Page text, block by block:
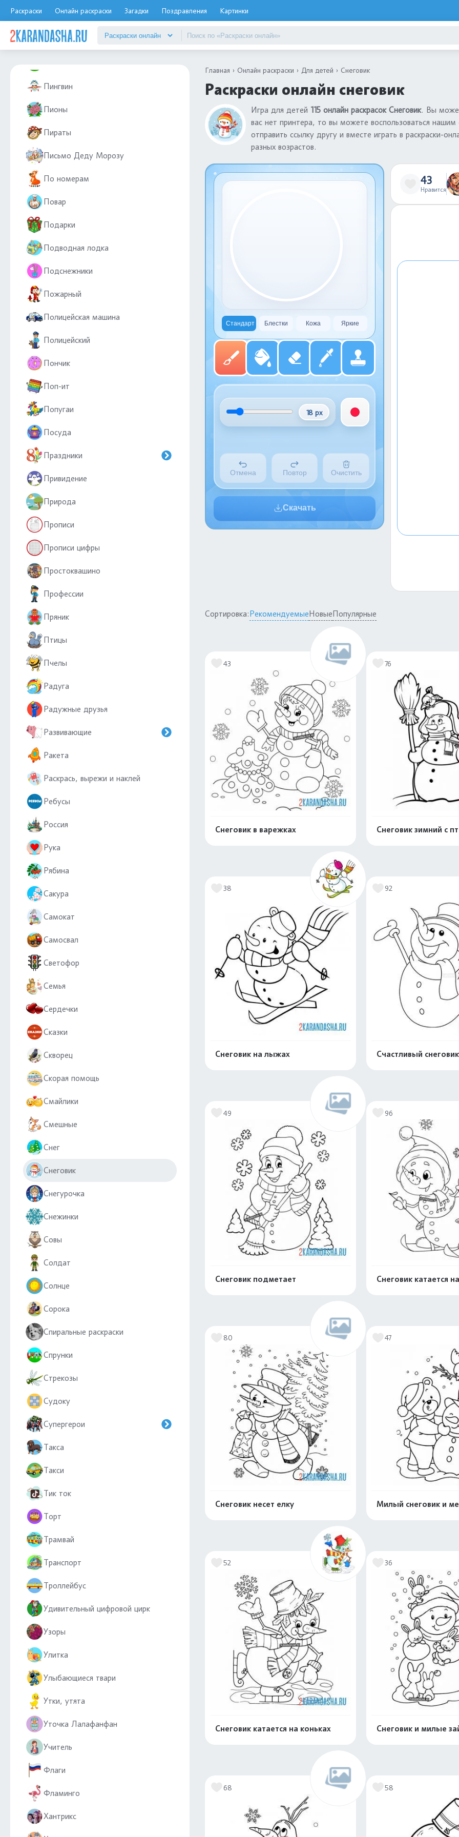
Раскраски Онлайн раскраски Загадки Поздравления Картинки
Пейзаж
Пингвин
Пионы
Пираты
Письмо Деду Морозу
По номерам
Повар
Подарки
Подводная лодка
Подснежники
Пожарный
Полицейская машина
Полицейский
Пончик
Поп-ит
Попугаи
Посуда
Праздники
Привидение
Природа
Прописи
Прописи цифры
Простоквашино
Профессии
Пряник
Птицы
Пчелы
Радуга
Радужные друзья
Развивающие
Ракета
Раскрась, вырежи и наклей
Ребусы
Россия
Рука
Рябина
Сакура
Самокат
Самосвал
Светофор
Семья
Сердечки
Сказки
Скворец
Скорая помощь
Смайлики
Смешные
Снег
Снеговик
Снегурочка
Снежинки
Совы
Солдат
Солнце
Сорока
Спиральные раскраски
Спрунки
Стрекозы
Судоку
Супергерои
Такса
Такси
Тик ток
Торт
Трамвай
Транспорт
Троллейбус
Удивительный цифровой цирк
Узоры
Улитка
Улыбающиеся твари
Утки, утята
Уточка Лалафанфан
Учитель
Флаги
Фламинго
Хантрикс
Главная Онлайн раскраски Для детей Снеговик
Раскраски онлайн снеговик
Игра для детей 115 онлайн раскрасок Снеговик. Вы
вас нет принтера, то вы можете воспользоваться
отправить ссылку другу и вместе играть в раскраски-
разных возрастов.
Стандарт Блестки Кожа Яркие
18 px
Отмена Повтор Очистить
Скачать
43
Нравится
Сортировка:РекомендуемыеНовыеПопулярные
43
Снеговик в варежках
76
Снеговик зимний с
38
Снеговик на лыжах
92
Счастливый снеговик
49
Снеговик подметает
96
Снеговик катается
80
Снеговик несет елку
47
Милый снеговик и
52
Снеговик катается на коньках
36
Снеговик и милые
68 58